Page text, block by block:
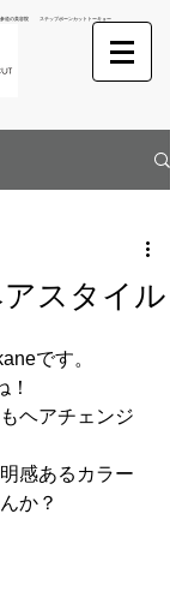
参道の美容院 ステップボーンカットトーキョー
アスタイル
です。
ヘアチェンジ
感あるカラー
か？